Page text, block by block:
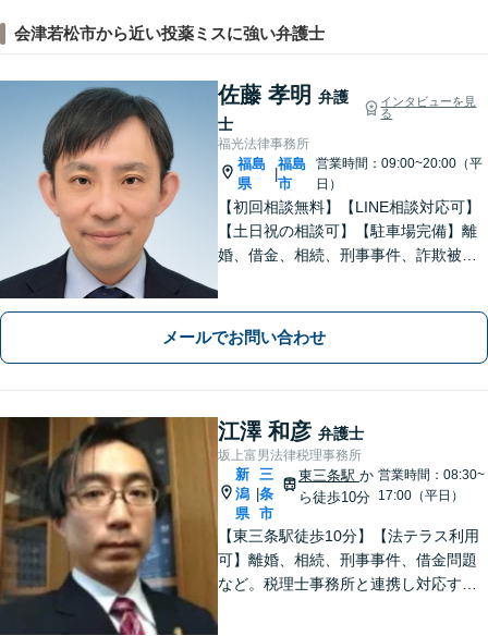
会津若松市から近い投薬ミスに強い弁護士
佐藤 孝明 弁護
士
インタビューを見
る
福光法律事務所
福島
県
|
福島
市
営業時間：09:00~20:00（平
日）
【初回相談無料】【LINE相談対応可】
【土日祝の相談可】【駐車場完備】離
婚、借金、相続、刑事事件、詐欺被
寧にサポートいたします【地元・福島
市出身の弁護士】
メールでお問い合わせ
江澤 和彦 弁護士
坂上富男法律税理事務所
新
潟
県
|
三
条
市
東三条駅 か
ら徒歩10分
営業時間：08:30~
17:00（平日）
【東三条駅徒歩10分】【法テラス利用
可】離婚、相続、刑事事件、借金問題
など。税理士事務所と連携し対応する